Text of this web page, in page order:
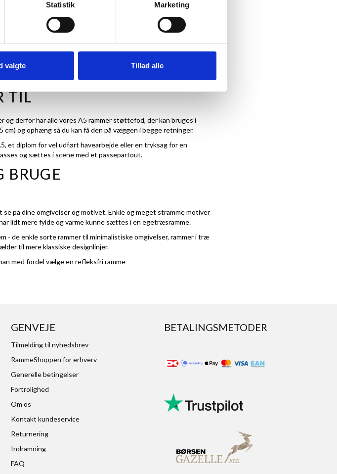
Statistik Marketing
valgte Tillad alle
CM INDHOLD
af en A4 side (21x29,7) og måler således 14,8x21 cm, men
TIL
derfor har alle vores A5 rammer støttefod, der kan bruges i
og ophæng så du kan få den på væggen i begge retninger.
et diplom for vel udført havearbejde eller en tryksag for en
og sættes i scene med et passepartout.
BRUGE
på dine omgivelser og motivet. Enkle og meget stramme motiver
lidt mere fylde og varme kunne sættes i en egetræsramme.
- de enkle sorte rammer til minimalistiske omgivelser, rammer i træ
til mere klassiske designlinjer.
med fordel vælge en refleksfri ramme
GENVEJE
Tilmelding til nyhedsbrev
RammeShoppen for erhverv
Generelle betingelser
Fortrolighed
Om os
Kontakt kundeservice
Returnering
Indramning
FAQ
BETALINGSMETODER